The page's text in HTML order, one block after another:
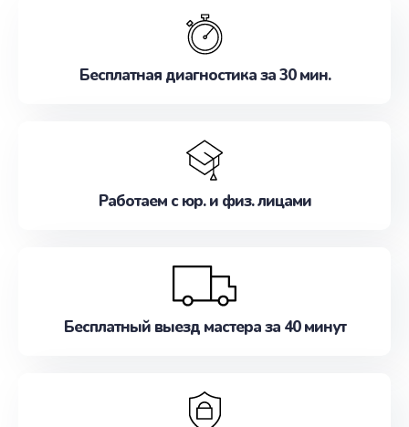
наилучшим образом. Не медлите записаться на
Бесплатная диагностика за 30 мин.
Работаем с юр. и физ. лицами
Бесплатный выезд мастера за 40 минут